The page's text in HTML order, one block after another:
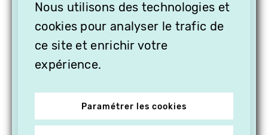
Nous utilisons des technologies et
cookies pour analyser le trafic de
ce site et enrichir votre
expérience.
Paramétrer les cookies
OFFREZ LA VIDÉO EN
CADEAU, ABONNEZ VOS
PROCHES À VITHÈQUE !